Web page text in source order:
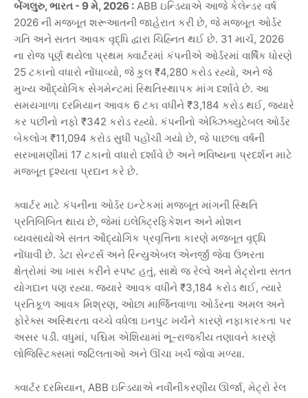
બેંગલુરુ,ભારત - 9મે, 2026 : ABB ઇન્ડિયાએ આજે કેલેન્ડર વર્ષ
2026 ની મજબૂત શરૂઆતની જાહેરાત કરી છે, જે મજબૂત ઓર્ડર
ગતિ અને સતત આવક વૃદ્ધિ દ્વારા ચિહ્નિત થઈ છે. 31 માર્ચ, 2026
ના રોજ પૂર્ણ થયેલા પ્રથમ ક્વાર્ટરમાં કંપનીએ ઓર્ડરમાં વાર્ષિક ધોરણે
25 ટકાનો વધારો નોંધાવ્યો, જે કુલ ₹4,280 કરોડ રહ્યો, અને જે
મુખ્ય ઔદ્યોગિક સેગમેન્ટમાં સ્થિતિસ્થાપક માંગ દર્શાવે છે. આ
સમયગાળા દરમિયાન આવક 6 ટકા વધીને ₹3,184 કરોડ થઈ, જ્યારે
કર પછીનો નફો ₹342 કરોડ રહ્યો. કંપનીનો એક્ઝિક્યુટેબલ ઓર્ડર
બેકલોગ ₹11,094 કરોડ સુધી પહોંચી ગયો છે, જે પાછલા વર્ષની
સરખામણીમાં 17 ટકાનો વધારો દર્શાવે છે અને ભવિષ્યના પ્રદર્શન માટે
મજબૂત દૃશ્યતા પ્રદાન કરે છે.
ક્વાર્ટર માટે કંપનીના ઓર્ડર ઇન્ટેકમાં મજબૂત માંગની સ્થિતિ
પ્રતિબિંબિત થાય છે, જેમાં ઇલેક્ટ્રિફિકેશન અને મોશન
વ્યવસાયોએ સતત ઔદ્યોગિક પ્રવૃત્તિના કારણે મજબૂત વૃદ્ધિ
નોંધાવી છે. ડેટા સેન્ટર્સ અને રિન્યુએબલ એનર્જી જેવા ઉભરતા
ક્ષેત્રોમાં આ ખાસ કરીને સ્પષ્ટ હતું, સાથે જ રેલ્વે અને મેટ્રોના સતત
યોગદાન પણ રહ્યા. જ્યારે આવક વધીને ₹3,184 કરોડ થઈ, ત્યારે
પ્રતિકૂળ આવક મિશ્રણ, ઓછા માર્જિનવાળા ઓર્ડરના અમલ અને
ફોરેક્સ અસ્થિરતા વચ્ચે વધેલા ઇનપુટ ખર્ચને કારણે નફાકારકતા પર
અસર પડી. વધુમાં, પશ્ચિમ એશિયામાં ભૂ-રાજકીય તણાવને કારણે
લોજિસ્ટિક્સમાં જટિલતાઓ અને ઊંચા ખર્ચ જોવા મળ્યા.
ક્વાર્ટર દરમિયાન, ABB ઇન્ડિયાએ નવીનીકરણીય ઊર્જા, મેટ્રો રેલ